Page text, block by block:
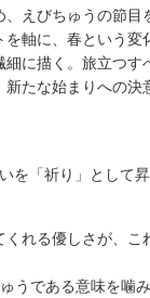
えびちゅうの節目
軸に、春という
に描く。旅立つす
たな始まりへの決
を「祈り」として
れる優しさが、
うである意味を噛